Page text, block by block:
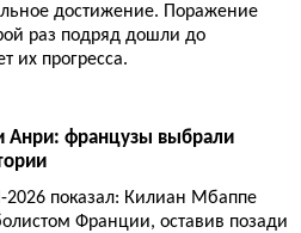
достижение. Поражение
раз подряд дошли до
их прогресса.
Анри: французы выбрали
показал: Килиан Мбаппе
Франции, оставив позади